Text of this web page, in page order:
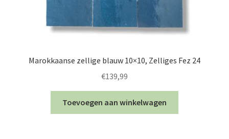
Marokkaanse zellige blauw 10×10, Zelliges Fez 24
€139,99
Toevoegen aan winkelwagen